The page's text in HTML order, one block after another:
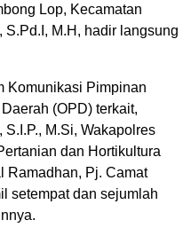
Lop, Kecamatan
S.Pd.I, M.H, hadir langsung
Komunikasi Pimpinan
(OPD) terkait,
M.Si, Wakapolres
dan Hortikultura
Ramadhan, Pj. Camat
setempat dan sejumlah